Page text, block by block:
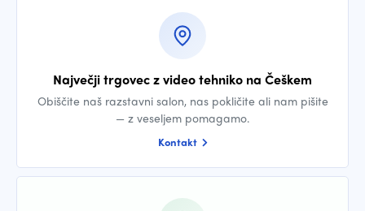
Največji trgovec z video tehniko na Češkem
Obiščite naš razstavni salon, nas pokličite ali nam pišite
— z veseljem pomagamo.
Kontakt